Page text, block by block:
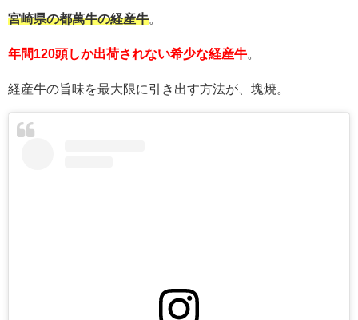
宮崎県の都萬牛の経産牛
年間120頭しか出荷されない希少な経産牛
経産牛の旨味を最大限に引き出す方法が、塊焼。